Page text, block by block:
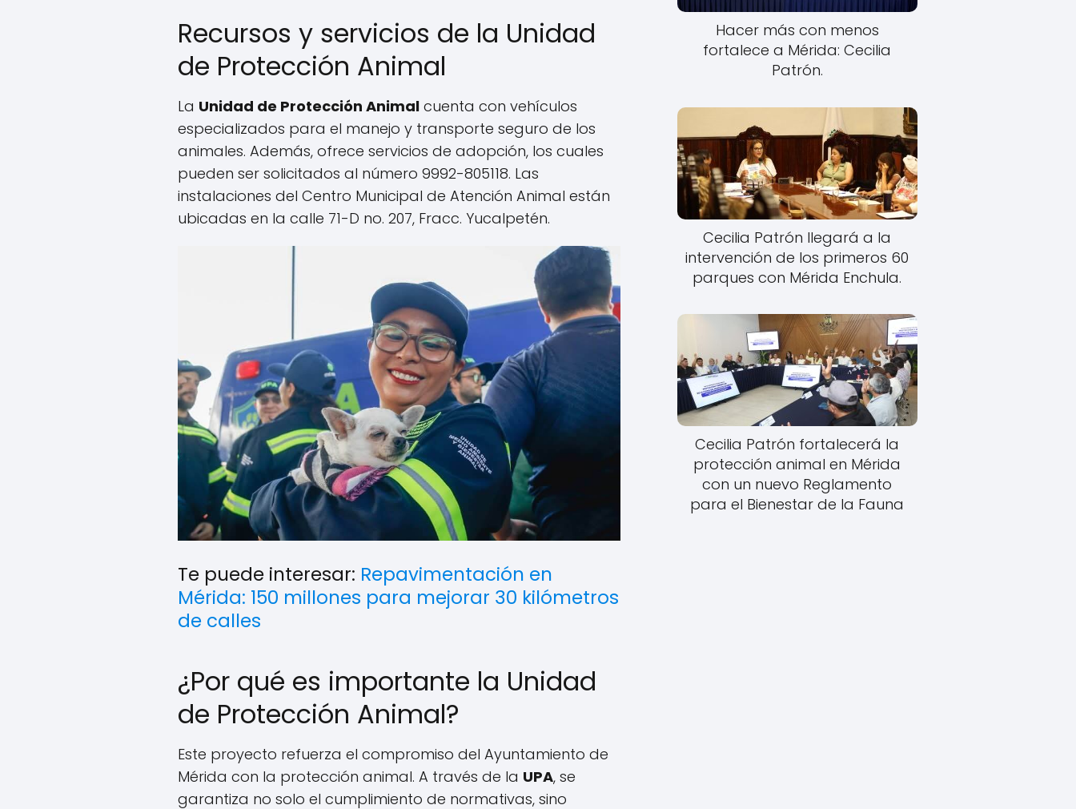
Recursos y servicios de la Unidad
de Protección Animal
La Unidad de Protección Animal cuenta con vehículos
especializados para el manejo y transporte seguro de los
animales. Además, ofrece servicios de adopción, los cuales
pueden ser solicitados al número 9992-805118. Las
instalaciones del Centro Municipal de Atención Animal están
ubicadas en la calle 71-D no. 207, Fracc. Yucalpetén.
Te puede interesar: Repavimentación en
Mérida: 150 millones para mejorar 30 kilómetros
de calles
¿Por qué es importante la Unidad
de Protección Animal?
Este proyecto refuerza el compromiso del Ayuntamiento de
Mérida con la protección animal. A través de la UPA, se
garantiza no solo el cumplimiento de normativas, sino
Hacer más con menos
fortalece a Mérida: Cecilia
Patrón.
Cecilia Patrón llegará a la
intervención de los primeros 60
parques con Mérida Enchula.
Cecilia Patrón fortalecerá la
protección animal en Mérida
con un nuevo Reglamento
para el Bienestar de la Fauna